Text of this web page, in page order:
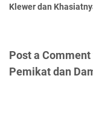
Klewer dan
Post a
Pemikat dan